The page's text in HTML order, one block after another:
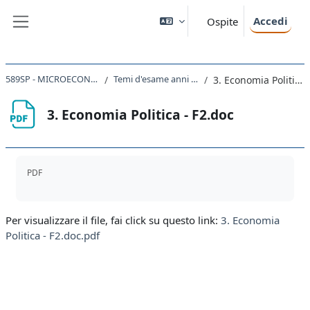
Ospite Accedi
589SP - MICROECONOMIA 2024 Temi d'esame anni precedenti 3. Economia Politica - F2.doc
3. Economia Politica - F2.doc
PDF
Per visualizzare il file, fai click su questo link: 3. Economia
Politica - F2.doc.pdf